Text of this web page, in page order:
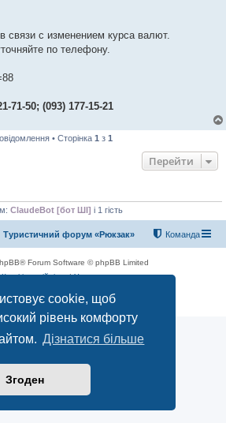
cookie, щоб
рівень комфорту
Дізнатися більше
Згоден
связи с изменением курса валют.
по телефону.
71-50; (093) 177-15-21
• Сторінка 1 з 1
Перейти
ClaudeBot [бот ШІ] і 1 гість
Туристичний форум «Рюкзак» Команда
Forum Software © phpBB Limited
Конфіденційність|Умови